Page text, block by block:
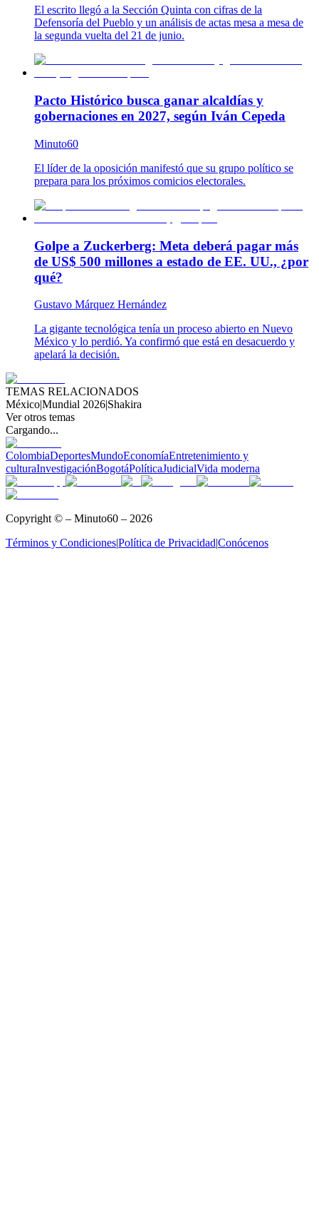
El escrito llegó a la Sección Quinta con cifras de la
Defensoría del Pueblo y un análisis de actas mesa a mesa de
la segunda vuelta del 21 de junio.
Pacto Histórico busca ganar alcaldías y
gobernaciones en 2027, según Iván Cepeda
Minuto60
El líder de la oposición manifestó que su grupo político se
prepara para los próximos comicios electorales.
Golpe a Zuckerberg: Meta deberá pagar más
de US$ 500 millones a estado de EE. UU., ¿por
qué?
Gustavo Márquez Hernández
La gigante tecnológica tenía un proceso abierto en Nuevo
México y lo perdió. Ya confirmó que está en desacuerdo y
apelará la decisión.
TEMAS RELACIONADOS
México|Mundial 2026|Shakira
Ver otros temas
Cargando...
ColombiaDeportesMundoEconomíaEntretenimiento y
culturaInvestigaciónBogotáPolíticaJudicialVida moderna
Copyright © – Minuto60 – 2026
Términos y Condiciones|Política de Privacidad|Conócenos